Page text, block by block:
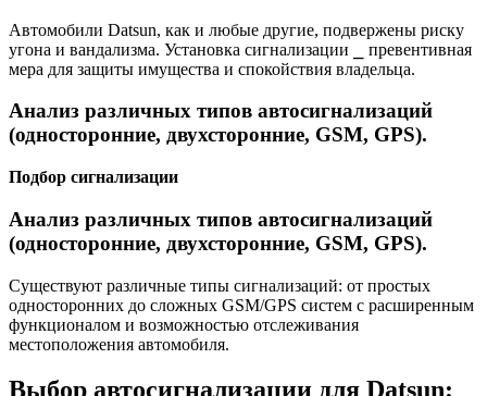
Автомобили Datsun, как и любые другие, подвержены риску
угона и вандализма. Установка сигнализации ⎯ превентивная
мера для защиты имущества и спокойствия владельца.
Анализ различных типов автосигнализаций
(односторонние, двухсторонние, GSM, GPS).
Подбор сигнализации
Анализ различных типов автосигнализаций
(односторонние, двухсторонние, GSM, GPS).
Существуют различные типы сигнализаций: от простых
односторонних до сложных GSM/GPS систем с расширенным
функционалом и возможностью отслеживания
местоположения автомобиля.
Выбор автосигнализации для Datsun: